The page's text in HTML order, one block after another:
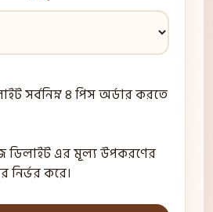
সর্বনিম্ন ৪ পিস অর্ডার করতে
ডিলাইট এর মূল্য উপকরণের
করে।